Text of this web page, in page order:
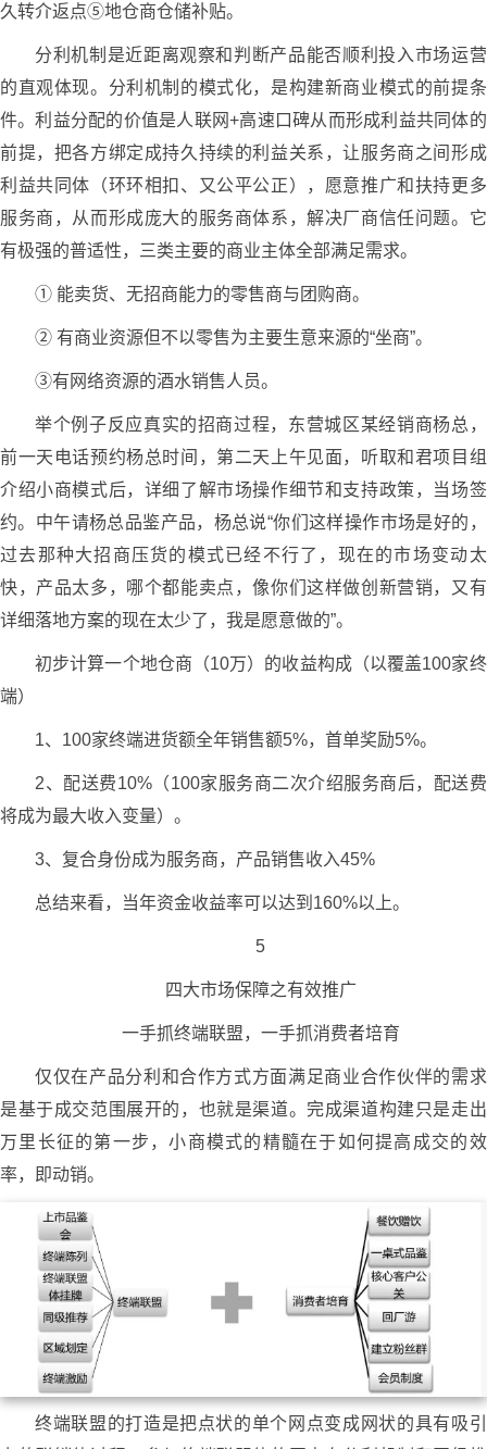
久转介返点⑤地仓商仓储补贴。
分利机制是近距离观察和判断产品能否顺利投入市场运营
的直观体现。分利机制的模式化，是构建新商业模式的前提条
件。利益分配的价值是人联网+高速口碑从而形成利益共同体的
前提，把各方绑定成持久持续的利益关系，让服务商之间形成
利益共同体（环环相扣、又公平公正），愿意推广和扶持更多
服务商，从而形成庞大的服务商体系，解决厂商信任问题。它
有极强的普适性，三类主要的商业主体全部满足需求。
① 能卖货、无招商能力的零售商与团购商。
② 有商业资源但不以零售为主要生意来源的“坐商”。
③有网络资源的酒水销售人员。
举个例子反应真实的招商过程，东营城区某经销商杨总，
前一天电话预约杨总时间，第二天上午见面，听取和君项目组
介绍小商模式后，详细了解市场操作细节和支持政策，当场签
约。中午请杨总品鉴产品，杨总说“你们这样操作市场是好的，
过去那种大招商压货的模式已经不行了，现在的市场变动太
快，产品太多，哪个都能卖点，像你们这样做创新营销，又有
详细落地方案的现在太少了，我是愿意做的”。
初步计算一个地仓商（10万）的收益构成（以覆盖100家终
端）
1、100家终端进货额全年销售额5%，首单奖励5%。
2、配送费10%（100家服务商二次介绍服务商后，配送费
将成为最大收入变量）。
3、复合身份成为服务商，产品销售收入45%
总结来看，当年资金收益率可以达到160%以上。
5
四大市场保障之有效推广
一手抓终端联盟，一手抓消费者培育
仅仅在产品分利和合作方式方面满足商业合作伙伴的需求
是基于成交范围展开的，也就是渠道。完成渠道构建只是走出
万里长征的第一步，小商模式的精髓在于如何提高成交的效
率，即动销。
终端联盟的打造是把点状的单个网点变成网状的具有吸引